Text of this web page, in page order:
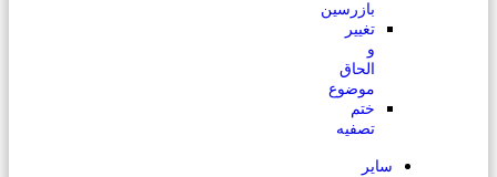
بازرسین
تغییر
و
الحاق
موضوع
ختم
تصفیه
سایر